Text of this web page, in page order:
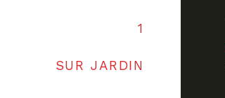
1
SUR JARDIN